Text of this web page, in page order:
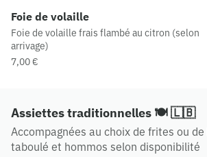
Foie de volaille
Foie de volaille frais flambé au citron (selon
arrivage)
7,00 €
Assiettes traditionnelles 🍽️ 🇱🇧
Accompagnées au choix de frites ou
taboulé et hommos selon disponibilité